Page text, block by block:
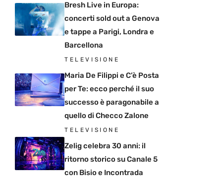
Bresh Live in Europa:
concerti sold out a Genova
e tappe a Parigi, Londra e
Barcellona
TELEVISIONE
Maria De Filippi e C’è Posta
per Te: ecco perché il suo
successo è paragonabile a
quello di Checco Zalone
TELEVISIONE
Zelig celebra 30 anni: il
ritorno storico su Canale 5
con Bisio e Incontrada